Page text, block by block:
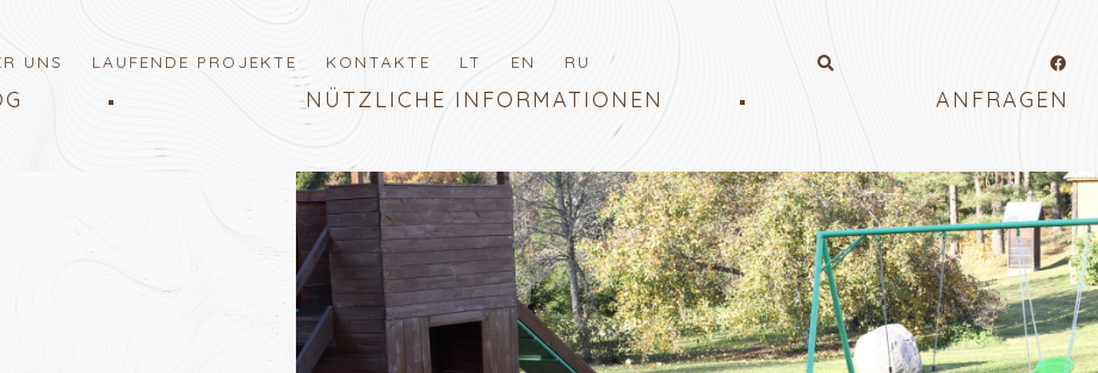
UNS LAUFENDE PROJEKTE KONTAKTE LT EN RU
NÜTZLICHE INFORMATIONEN ANFRAGEN